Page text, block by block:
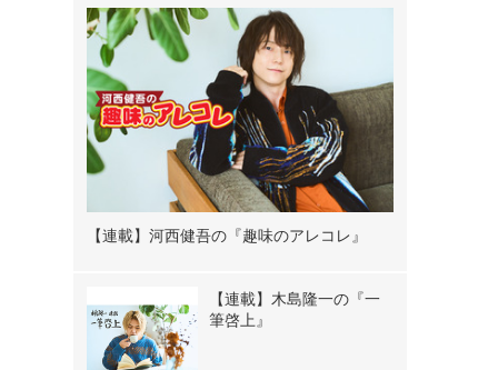
【連載】河西健吾の『趣味のアレコレ』
【連載】木島隆一の『一
筆啓上』